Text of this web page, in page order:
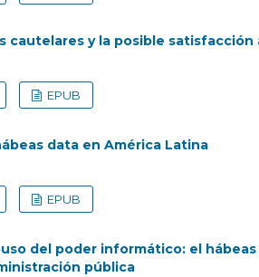
cautelares y la posible
EPUB
data en América Latina
EPUB
del poder informático: el
pública